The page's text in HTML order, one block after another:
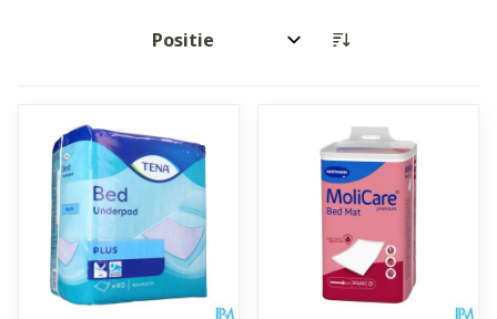
Sorteer op: